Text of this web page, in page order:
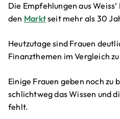
Die Empfehlungen aus
den Marktseit mehr als 30
Heutzutage sind Frauen
Finanzthemen im Vergleich
Einige Frauen geben noch zu
schlichtweg das Wissen und
fehlt.